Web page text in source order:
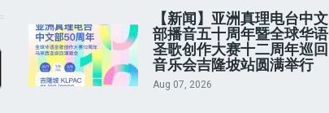
【新闻】亚洲真理电台中文
部播音五十周年暨全球华语
圣歌创作大赛十二周年巡回
音乐会吉隆坡站圆满举行
Aug 07, 2026